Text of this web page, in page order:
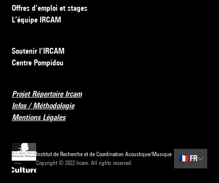
Offres d’emploi et stages
L’équipe IRCAM
Soutenir l’IRCAM
Centre Pompidou
Projet Répertoire Ircam
Infos / Méthodologie
Mentions Légales
Institut de Recherche et de Coordination Acoustique/Musique
Copyright © 2022 Ircam. All rights reserved.
🇫🇷 FR